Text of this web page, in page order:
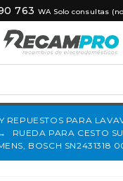
763 WA Solo consultas
REPUESTOS PARA
RUEDA PARA CESTO
BOSCH SN2431318